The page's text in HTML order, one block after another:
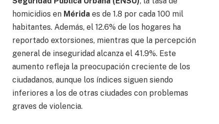
homicidios en Mérida es de 1.8 por cada 100 mil
habitantes. Además, el 12.6% de los hogares ha
reportado extorsiones, mientras que la percepción
general de inseguridad alcanza el 41.9%. Este
aumento refleja la preocupación creciente de los
ciudadanos, aunque los índices siguen siendo
inferiores a los de otras ciudades con problemas
graves de violencia.